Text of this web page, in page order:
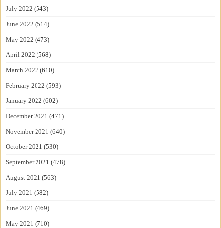
July 2022 (543)
June 2022 (514)
May 2022 (473)
April 2022 (568)
March 2022 (610)
February 2022 (593)
January 2022 (602)
December 2021 (471)
November 2021 (640)
October 2021 (530)
September 2021 (478)
August 2021 (563)
July 2021 (582)
June 2021 (469)
May 2021 (710)